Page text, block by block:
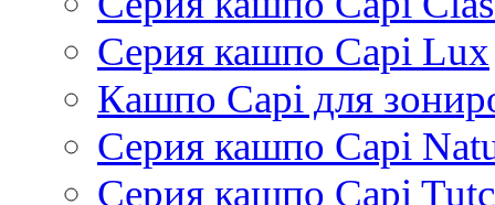
Серия кашпо Capi Lux
Кашпо Capi для
Серия кашпо Capi
Серия кашпо Capi